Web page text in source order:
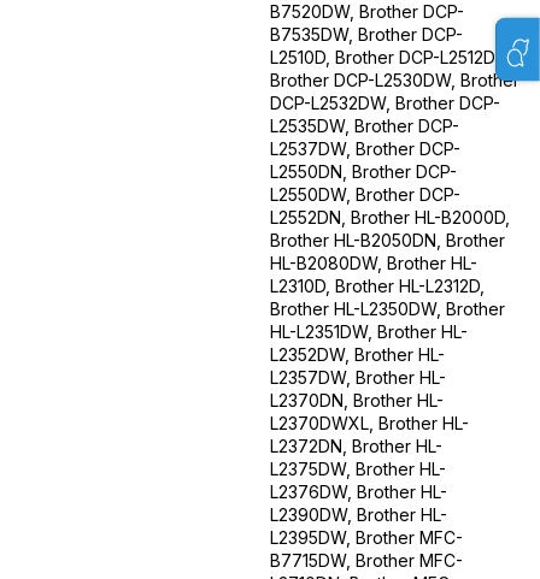
B7520DW, Brother DCP-
B7535DW, Brother DCP-
L2510D, Brother DCP-L2512D,
Brother DCP-L2530DW, Brother
DCP-L2532DW, Brother DCP-
L2535DW, Brother DCP-
L2537DW, Brother DCP-
L2550DN, Brother DCP-
L2550DW, Brother DCP-
L2552DN, Brother HL-B2000D,
Brother HL-B2050DN, Brother
HL-B2080DW, Brother HL-
L2310D, Brother HL-L2312D,
Brother HL-L2350DW, Brother
HL-L2351DW, Brother HL-
L2352DW, Brother HL-
L2357DW, Brother HL-
L2370DN, Brother HL-
L2370DWXL, Brother HL-
L2372DN, Brother HL-
L2375DW, Brother HL-
L2376DW, Brother HL-
L2390DW, Brother HL-
L2395DW, Brother MFC-
B7715DW, Brother MFC-